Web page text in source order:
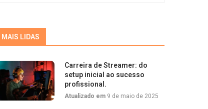
MAIS LIDAS
Carreira de Streamer: do
setup inicial ao sucesso
profissional.
Atualizado em 9 de maio de 2025